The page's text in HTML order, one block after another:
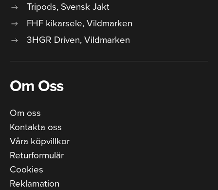
Tripods, Svensk Jakt
FHF kikarsele, Vildmarken
3HGR Driven, Vildmarken
Om Oss
Om oss
Kontakta oss
Våra köpvillkor
Returformulär
Cookies
Reklamation